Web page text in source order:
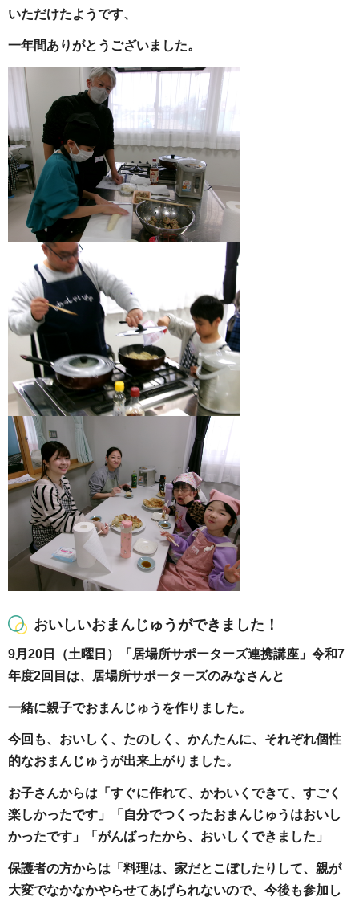
いただけたようです、
一年間ありがとうございました。
おいしいおまんじゅうができました！
9月20日（土曜日）「居場所サポーターズ連携講座」令和7
年度2回目は、居場所サポーターズのみなさんと
一緒に親子でおまんじゅうを作りました。
今回も、おいしく、たのしく、かんたんに、それぞれ個性
的なおまんじゅうが出来上がりました。
お子さんからは「すぐに作れて、かわいくできて、すごく
楽しかったです」「自分でつくったおまんじゅうはおいし
かったです」「がんばったから、おいしくできました」
保護者の方からは「料理は、家だとこぼしたりして、親が
大変でなかなかやらせてあげられないので、今後も参加し